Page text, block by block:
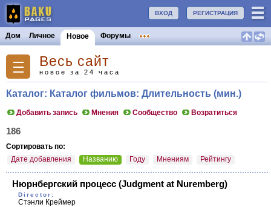
РЕГИСТРАЦИЯ
ВХОД
Дом Личное Новое Форумы
Весь сайт
новое за 24 часа
Каталог: Каталог фильмов: Длительность (мин.)
Добавить запись Мнения Сообщество Возратиться
186
Сортировать по:
Дате добавления
Названию Году Мнениям Рейтингу
Нюрнбергский процесс (Judgment at Nuremberg)
Director:
Стэнли Креймер